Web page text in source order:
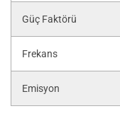
Güç Faktörü
Frekans
Emisyon